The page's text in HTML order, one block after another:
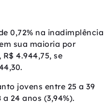
0,72% na inadimplência
sua maioria por
4.944,75, se
jovens entre 25 a 39
24 anos (3,94%).